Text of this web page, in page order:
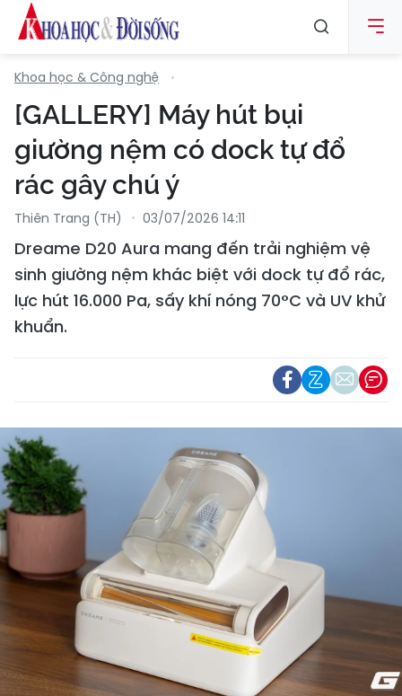
Khoa học & Công nghệ
[GALLERY] Máy hút bụi
giường nệm có dock tự đổ
rác gây chú ý
Thiên Trang (TH) 03/07/2026 14:11
Dreame D20 Aura mang đến trải nghiệm vệ
sinh giường nệm khác biệt với dock tự đổ rác,
lực hút 16.000 Pa, sấy khí nóng 70°C và UV khử
khuẩn.